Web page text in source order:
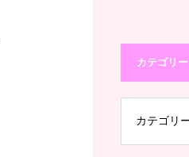
カテゴリー